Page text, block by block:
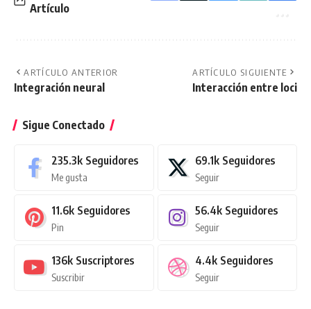
Artículo
ARTÍCULO ANTERIOR
Integración neural
ARTÍCULO SIGUIENTE
Interacción entre loci
Sigue Conectado
235.3k Seguidores
Me gusta
69.1k Seguidores
Seguir
11.6k Seguidores
Pin
56.4k Seguidores
Seguir
136k Suscriptores
Suscribir
4.4k Seguidores
Seguir